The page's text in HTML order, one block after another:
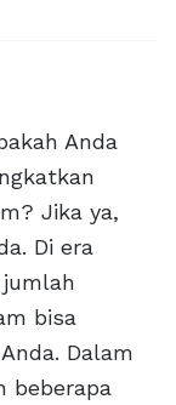
Anda
Jika ya,
Di era
bisa
Dalam
beberapa